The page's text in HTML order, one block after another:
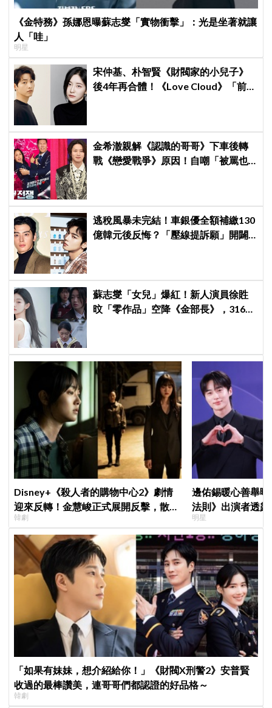
《金特務》孫娜恩曝蘇志燮「實物衝擊」：光是坐著就讓
人「哇」
明星
宋仲基、朴智賢《財閥家的小兒子》
後4年再合體！《Love Cloud》「前任
金希澈親解《認識的哥哥》下車後轉
戰《戀愛戰爭》原因！自嘲「被罵也
逃稅風暴未完結！車銀優全額補繳130
億韓元後反悔？「壓線提訴願」開闢
蘇志燮「女兒」爆紅！新人演員徐貹
旼「零作品」空降《金部長》，316萬
Disney+《殺人者的購物中心2》劇情
迎來反轉！金慧峻正式展開反擊，散發
「叔叔李棟旭」般強大氣場
韓劇
邊佑錫暖心善舉
法則》出演者透
患者順利完成治療
明星
「如果有妹妹，想介紹給你！」《財閥X刑警2》安普賢
收過的最棒讚美，連哥哥們都認證的好品格～
韓劇